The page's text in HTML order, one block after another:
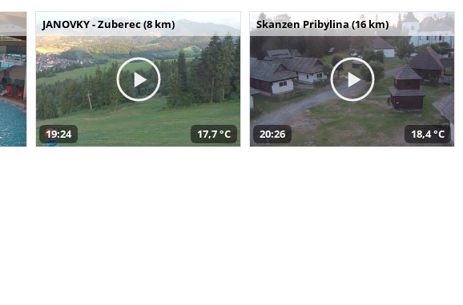
JANOVKY - Zuberec (8 km)
19:24 17,7 °C
Skanzen Pribylina (16 km)
20:26 18,4 °C